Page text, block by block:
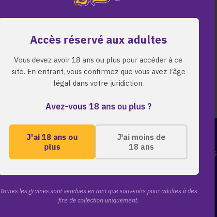
Accès réservé aux adultes
Vous devez avoir 18 ans ou plus pour accéder à ce
site. En entrant, vous confirmez que vous avez l’âge
légal dans votre juridiction.
Avez-vous 18 ans ou plus ?
J'ai 18 ans ou
plus
J'ai moins de
18 ans
Toutes les graines sont vendues en tant que souvenirs pour adultes à des
fins de collection uniquement.
Retour a l'accueil Parcourir les graines
A PROPOS
ZmoothieZ propose des
pour les collectionneurs
exigeants. Genetiques
LIENS RAPIDES
Toutes les graines
A propos de nous